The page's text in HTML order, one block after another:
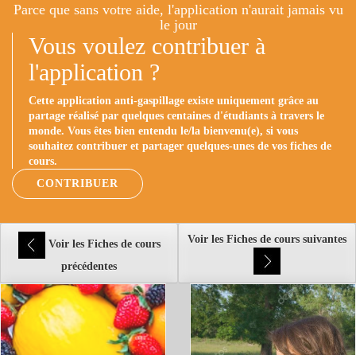
Parce que sans votre aide, l'application n'aurait jamais vu
le jour
Vous voulez contribuer à
l'application ?
Cette application anti-gaspillage existe uniquement grâce au
partage réalisé par quelques centaines d'étudiants à travers le
monde. Vous êtes bien entendu le/la bienvenu(e), si vous
souhaitez contribuer et partager quelques-unes de vos fiches de
cours.
CONTRIBUER
Voir les Fiches de cours suivantes
précédentes